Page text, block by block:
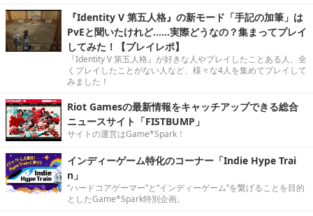
『Identity V 第五人格』の新モード「手記の加筆」は
PvEと聞いたけれど……実際どうなの？集まってプレイ
してみた！【プレイレポ】
『Identity V 第五人格』が好きな人やプレイしたことある人、全
くプレイしたことがない人など、様々な4人を集めてプレイして
みました！
Riot Gamesの最新情報をキャッチアップできる総合
ニュースサイト「FISTBUMP」
サイトの運営はGame*Spark！
インディーゲーム特化のコーナー「Indie Hype Trai
n」
“ハードコアゲーマー”と“インディーゲーム”を繋げることを目的
としたGame*Spark特別企画。